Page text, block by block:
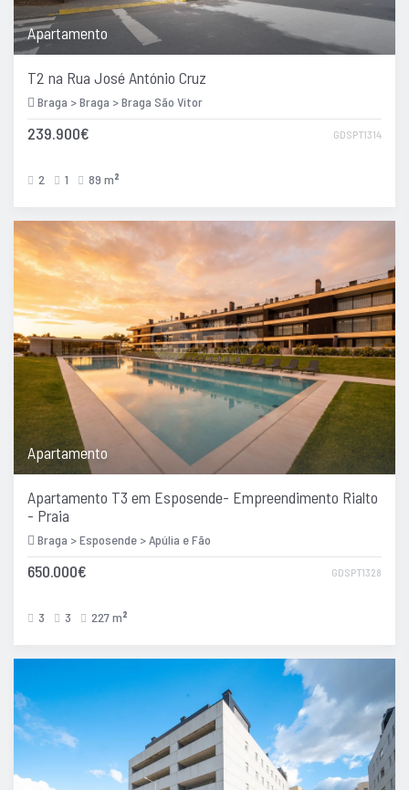
Apartamento
T2 na Rua José António Cruz
Braga > Braga > Braga São Vitor
GDSPT1314
239.900€
2 1 89 m 2
Apartamento
Apartamento T3 em Esposende- Empreendimento Rialto
- Praia
Braga > Esposende > Apúlia e Fão
GDSPT1328
650.000€
3 3 227 m 2